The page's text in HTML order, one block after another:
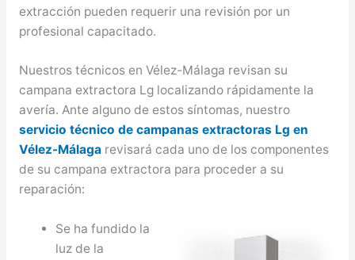
extracción pueden requerir una revisión por un
profesional capacitado.
Nuestros técnicos en Vélez-Málaga revisan su
campana extractora Lg localizando rápidamente la
avería. Ante alguno de estos síntomas, nuestro
servicio técnico de campanas extractoras Lg en
Vélez-Málagarevisará cada uno de los componentes
de su campana extractora para proceder a su
reparación:
Se ha fundido la
luz de la